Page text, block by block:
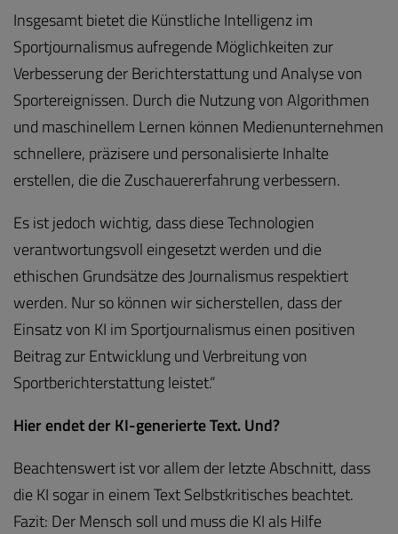
Insgesamt bietet die Künstliche Intelligenz im
Sportjournalismus aufregende Möglichkeiten zur
Verbesserung der Berichterstattung und Analyse von
Sportereignissen. Durch die Nutzung von Algorithmen
und maschinellem Lernen können Medienunternehmen
schnellere, präzisere und personalisierte Inhalte
erstellen, die die Zuschauererfahrung verbessern.
Es ist jedoch wichtig, dass diese Technologien
verantwortungsvoll eingesetzt werden und die
ethischen Grundsätze des Journalismus respektiert
werden. Nur so können wir sicherstellen, dass der
Einsatz von KI im Sportjournalismus einen positiven
Beitrag zur Entwicklung und Verbreitung von
Sportberichterstattung leistet.“
Hier endet der KI-generierte Text. Und?
Beachtenswert ist vor allem der letzte Abschnitt, dass
die KI sogar in einem Text Selbstkritisches beachtet.
Fazit: Der Mensch soll und muss die KI als Hilfe